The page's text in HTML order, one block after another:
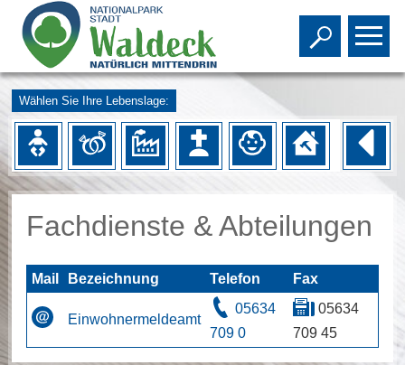
Toggle
Wählen Sie Ihre Lebenslage:
Fachdienste & Abteilungen
Mail Bezeichnung Telefon Fax
Einwohnermeldeamt
05634
709 0
05634
709 45